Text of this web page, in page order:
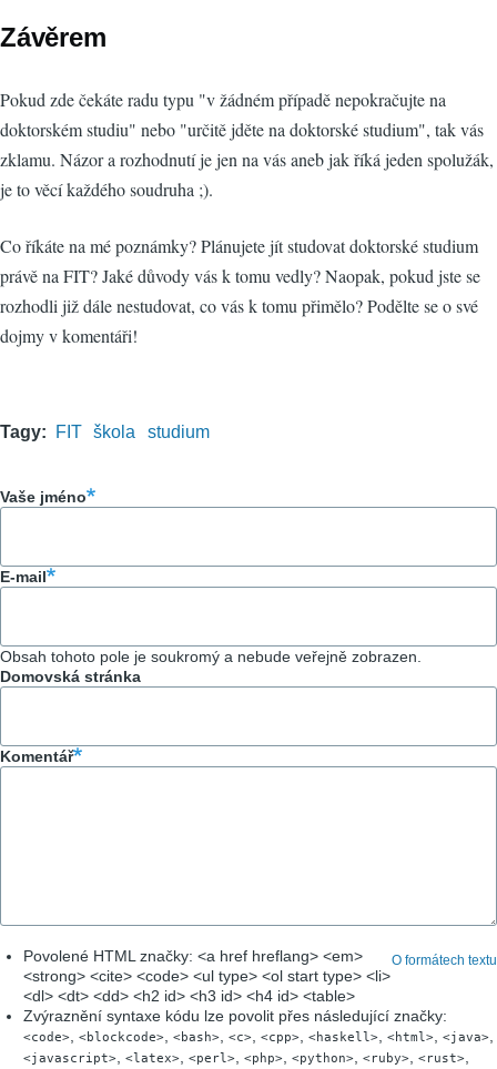
Závěrem
Pokud zde čekáte radu typu "v žádném případě nepokračujte na
doktorském studiu" nebo "určitě jděte na doktorské studium", tak vás
zklamu. Názor a rozhodnutí je jen na vás aneb jak říká jeden spolužák,
je to věcí každého soudruha ;).
Co říkáte na mé poznámky? Plánujete jít studovat doktorské studium
právě na FIT? Jaké důvody vás k tomu vedly? Naopak, pokud jste se
rozhodli již dále nestudovat, co vás k tomu přimělo? Podělte se o své
dojmy v komentáři!
Tagy FIT škola studium
Vaše jméno
E-mail
Obsah tohoto pole je soukromý a nebude veřejně zobrazen.
Domovská stránka
Komentář
O formátech textu
Povolené HTML značky: <a href hreflang> <em>
<strong> <cite> <code> <ul type> <ol start type> <li>
<dl> <dt> <dd> <h2 id> <h3 id> <h4 id> <table>
Zvýraznění syntaxe kódu lze povolit přes následující značky:
<code> <blockcode> <bash> <c> <cpp> <haskell> <html> <java>
<javascript> <latex> <perl> <php> <python> <ruby> <rust>